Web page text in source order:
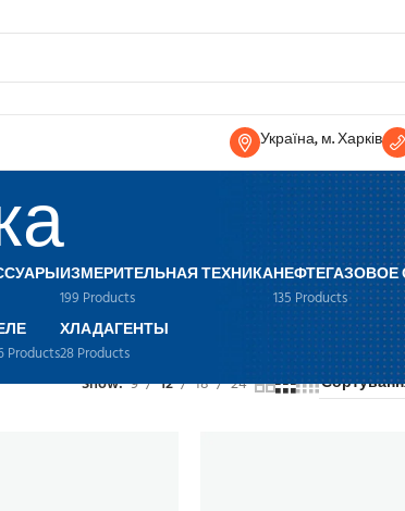
Україна, м. Харків
ИЗМЕРИТЕЛЬНАЯ ТЕХНИКА
199 Products 135 Products
Products
ХЛАДАГЕНТЫ
28 Products
Show 9 12 18 24